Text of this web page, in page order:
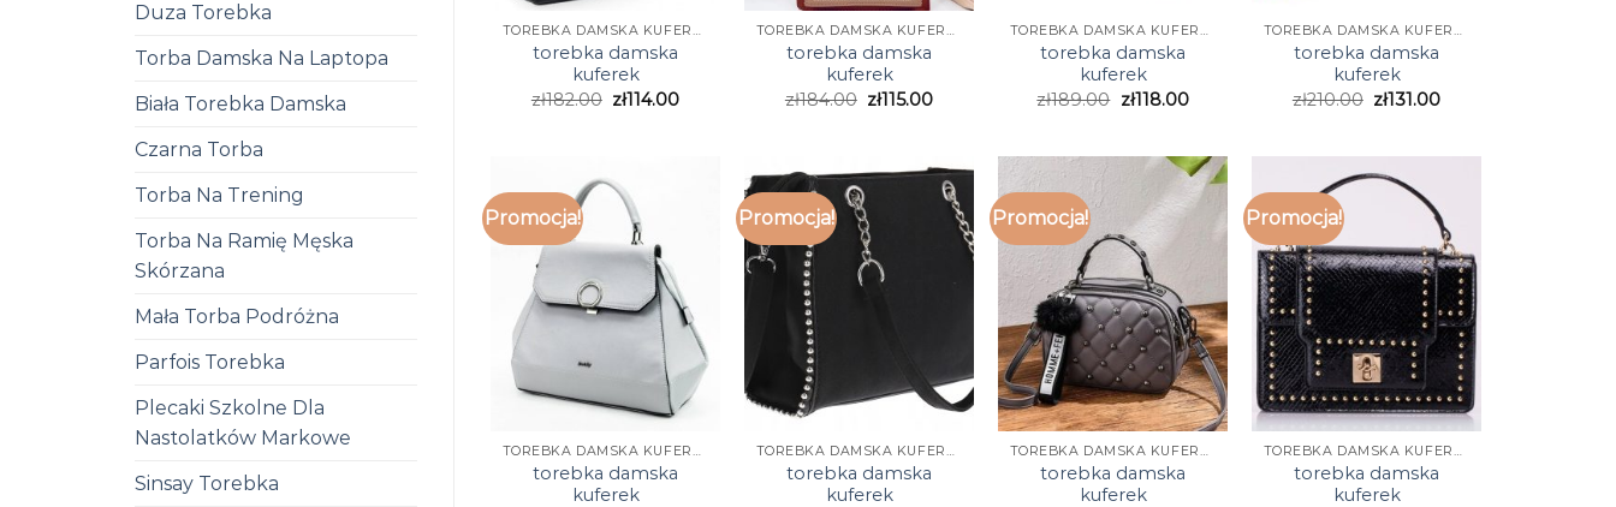
Duza Torebka
Torba Damska Na Laptopa
Biała Torebka Damska
Czarna Torba
Torba Na Trening
Torba Na Ramię Męska
Skórzana
Mała Torba Podróżna
Parfois Torebka
Plecaki Szkolne Dla
Nastolatków Markowe
Sinsay Torebka
TOREBKA DAMSKA KUFEREK
torebka damska
kuferek
zł182.00 zł114.00
TOREBKA DAMSKA KUFEREK
torebka damska
kuferek
zł184.00 zł115.00
TOREBKA DAMSKA KUFEREK
torebka damska
kuferek
zł189.00 zł118.00
TOREBKA DAMSKA KUFEREK
torebka damska
kuferek
zł210.00 zł131.00
Promocja!
TOREBKA DAMSKA KUFEREK
torebka damska
kuferek
Promocja!
TOREBKA DAMSKA KUFEREK
torebka damska
kuferek
Promocja!
TOREBKA DAMSKA KUFEREK
torebka damska
kuferek
Promocja!
TOREBKA DAMSKA KUFEREK
torebka damska
kuferek